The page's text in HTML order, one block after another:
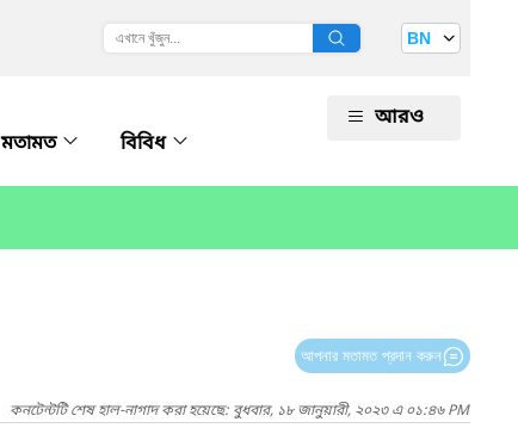
BN
মতামত বিবিধ
আরও
আপনার মতামত প্রদান করুন
কনটেন্টটি শেষ হাল-নাগাদ করা হয়েছে: বুধবার, ১৮ জানুয়ারী, ২০২৩ এ ০১:৪৬ PM